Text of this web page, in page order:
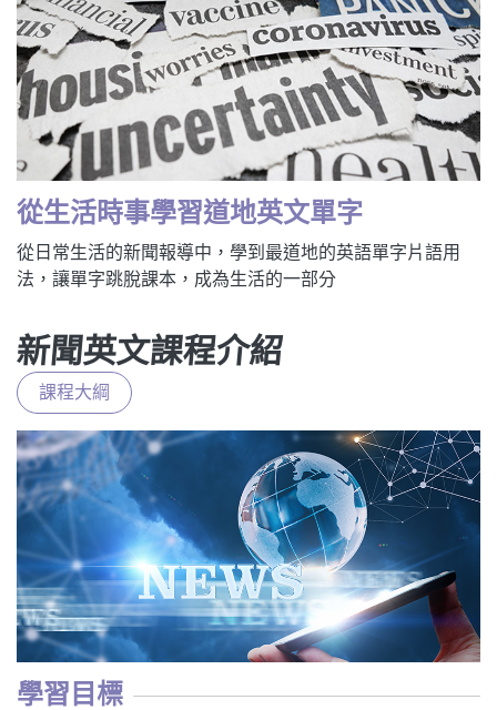
從生活時事學習道地英文單字
從日常生活的新聞報導中，學到最道地的英語單字片語用
法，讓單字跳脫課本，成為生活的一部分
新聞英文課程介紹
課程大綱
學習目標